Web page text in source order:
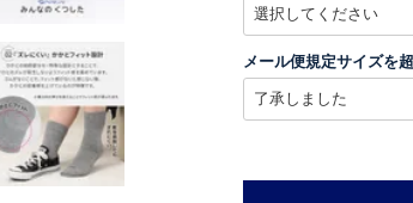
須
)
メール便規定サイズを